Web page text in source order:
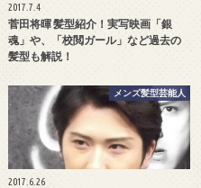
2017.7.4
菅田将暉 髪型紹介！実写映画「銀
魂」や、「校閲ガール」など過去の
髪型も解説！
メンズ髪型芸能人
2017.6.26